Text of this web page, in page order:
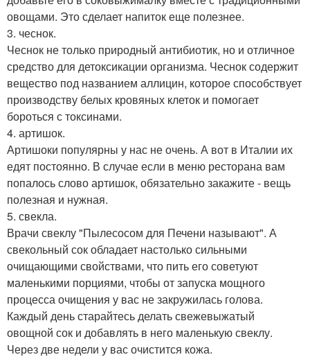
овощами. Это сделает напиток еще полезнее.
3. чеснок.
Чеснок не только природный антибиотик, но и отличное
средство для детоксикации организма. Чеснок содержит
вещество под названием аллицин, которое способствует
производству белых кровяных клеток и помогает
бороться с токсинами.
4. артишок.
Артишоки популярны у нас не очень. А вот в Италии их
едят постоянно. В случае если в меню ресторана вам
попалось слово артишок, обязательно закажите - вещь
полезная и нужная.
5. свекла.
Врачи свеклу "Пылесосом для Печени называют". А
свекольный сок обладает настолько сильными
очищающими свойствами, что пить его советуют
маленькими порциями, чтобы от запуска мощного
процесса очищения у вас не закружилась голова.
Каждый день старайтесь делать свежевыжатый
овощной сок и добавлять в него маленькую свеклу.
Через две недели у вас очистится кожа.